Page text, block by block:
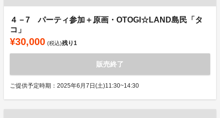
４－7 パーティ参加＋原画・OTOGI☆LAND島民「タ
コ」
¥30,000 (税込)残り1
販売終了
ご提供予定時期：2025年6月7日(土)11:30~14:30